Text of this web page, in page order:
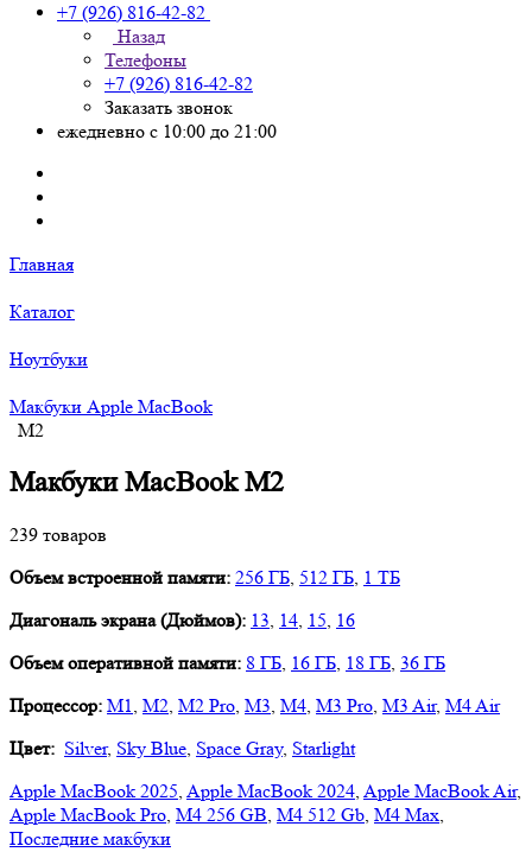
+7 (926) 816-42-82
Назад
Телефоны
+7 (926) 816-42-82
Заказать звонок
ежедневно с 10:00 до 21:00
Главная
Каталог
Ноутбуки
Макбуки Apple MacBook
M2
Макбуки MacBook M2
239 товаров
Объем встроенной памяти: 256 ГБ, 512 ГБ, 1 ТБ
Диагональ экрана (Дюймов): 13, 14, 15, 16
Объем оперативной памяти: 8 ГБ, 16 ГБ, 18 ГБ, 36 ГБ
Процессор: M1, M2, M2 Pro, M3, M4, M3 Pro, M3 Air, M4 Air
Цвет: Silver, Sky Blue, Space Gray, Starlight
Apple MacBook 2025, Apple MacBook 2024, Apple MacBook Air,
Apple MacBook Pro, M4 256 GB, M4 512 Gb, M4 Max,
Последние макбуки